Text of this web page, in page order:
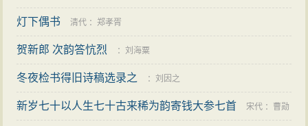
灯下偶书 清代 ：郑孝胥
贺新郎 次韵答忼烈 ：刘海粟
冬夜检书得旧诗稿选录之 ：刘因之
新岁七十以人生七十古来稀为韵寄钱大参七首 宋代 ： 曹勋